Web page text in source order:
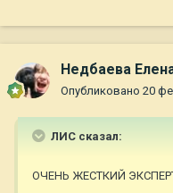
Недбаева
Опубликовано 20
ЛИС сказал:
ОЧЕНЬ ЖЕСТКИЙ